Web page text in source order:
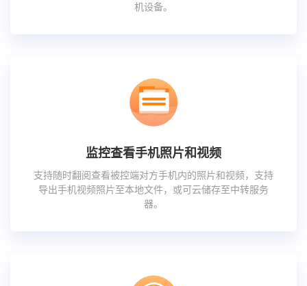
机设备。
监控查看手机照片和视频
支持随时翻阅查看被控端对方手机内的照片和视频，支持
导出手机视频照片至本地文件，或可云储存至中转服务
器。